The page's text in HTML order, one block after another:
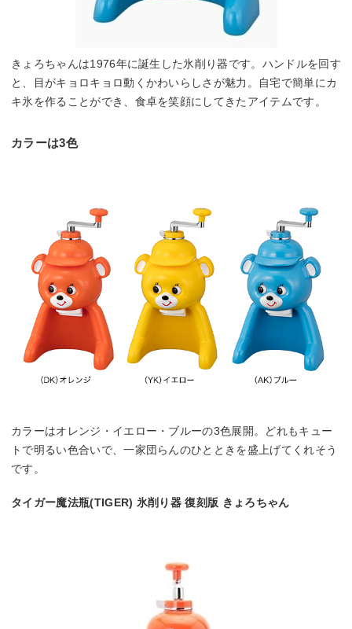
きょろちゃんは1976年に誕生した氷削り器です。ハンドルを回す
と、目がキョロキョロ動くかわいらしさが魅力。自宅で簡単にカ
キ氷を作ることができ、食卓を笑顔にしてきたアイテムです。
カラーは3色
カラーはオレンジ・イエロー・ブルーの3色展開。どれもキュー
トで明るい色合いで、一家団らんのひとときを盛上げてくれそう
です。
タイガー魔法瓶(TIGER) 氷削り器 復刻版 きょろちゃん